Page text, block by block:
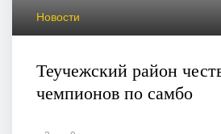
Новости
Теучежский район
чемпионов по самбо